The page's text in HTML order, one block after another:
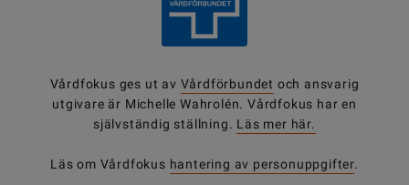
Vårdfokus ges ut av Vårdförbundet och ansvarig
utgivare är Michelle Wahrolén. Vårdfokus har en
självständig ställning. Läs mer här.
Läs om Vårdfokus hantering av personuppgifter.